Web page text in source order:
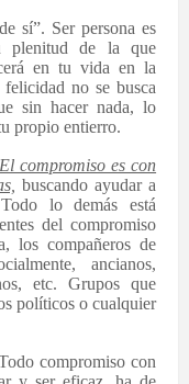
sí”. Ser persona es
plenitud de la que
en tu vida en la
no se busca
sin hacer nada, lo
propio entierro.
El compromiso es con
buscando ayudar a
lo demás está
del compromiso
los compañeros de
ancianos,
etc. Grupos que
políticos o cualquier
compromiso con